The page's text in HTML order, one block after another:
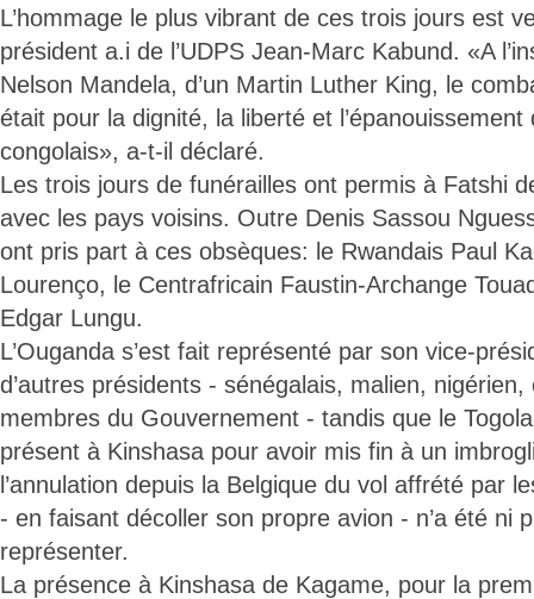
L’hommage le plus vibrant de ces trois jours est
président a.i de l’UDPS Jean-Marc Kabund. «A
Nelson Mandela, d’un Martin Luther King, le
était pour la dignité, la liberté et l’épanouissement
congolais», a-t-il déclaré.
Les trois jours de funérailles ont permis à Fatshi
avec les pays voisins. Outre Denis Sassou
ont pris part à ces obsèques: le Rwandais Paul
Lourenço, le Centrafricain Faustin-Archange
Edgar Lungu.
L’Ouganda s’est fait représenté par son vice-
d’autres présidents - sénégalais, malien, nigérien,
membres du Gouvernement - tandis que le
présent à Kinshasa pour avoir mis fin à un
l’annulation depuis la Belgique du vol affrété par
- en faisant décoller son propre avion - n’a été ni
représenter.
La présence à Kinshasa de Kagame, pour la